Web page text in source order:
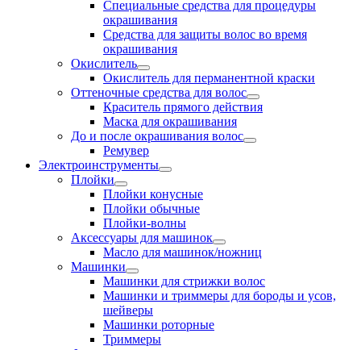
Специальные средства для процедуры
окрашивания
Средства для защиты волос во время
окрашивания
Окислитель
Окислитель для перманентной краски
Оттеночные средства для волос
Краситель прямого действия
Маска для окрашивания
До и после окрашивания волос
Ремувер
Электроинструменты
Плойки
Плойки конусные
Плойки обычные
Плойки-волны
Аксессуары для машинок
Масло для машинок/ножниц
Машинки
Машинки для стрижки волос
Машинки и триммеры для бороды и усов,
шейверы
Машинки роторные
Триммеры